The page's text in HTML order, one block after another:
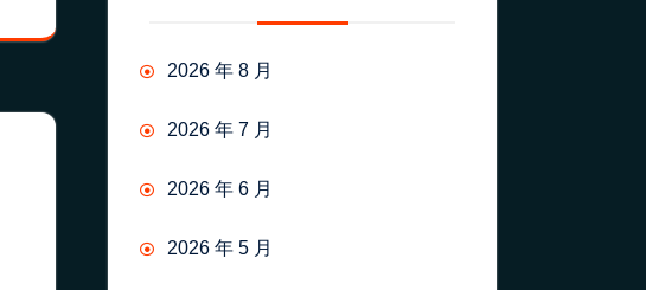
2026 年 8 月
2026 年 7 月
2026 年 6 月
2026 年 5 月